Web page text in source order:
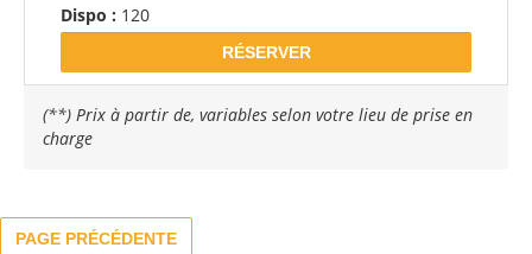
Dispo : 120
RÉSERVER
(**) Prix à partir de, variables selon votre lieu de prise en
charge
PAGE PRÉCÉDENTE